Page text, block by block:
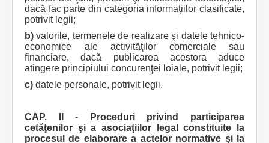
dacă fac parte din categoria informaţiilor clasificate,
potrivit legii;
b) valorile, termenele de realizare şi datele tehnico-
economice ale activităţilor comerciale sau
financiare, dacă publicarea acestora aduce
atingere principiului concurenţei loiale, potrivit legii;
c) datele personale, potrivit legii.
CAP. II - Proceduri privind participarea
cetăţenilor şi a asociaţiilor legal constituite la
procesul de elaborare a actelor normative şi la